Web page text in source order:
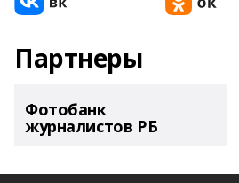
Партнеры
Фотобанк
журналистов РБ